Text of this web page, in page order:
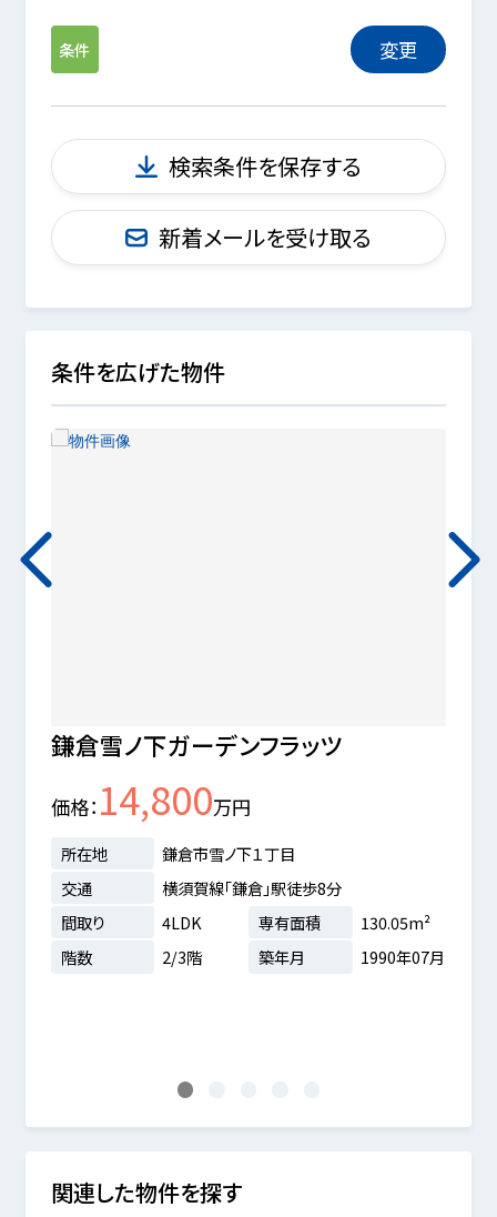
条件 変更
検索条件を保存する
新着メールを受け取る
条件を広げた物件
鎌倉雪ノ下ガーデンフラッツ
価格 14,800万円
所在地
鎌倉市雪ノ下１丁目
交通
横須賀線「鎌倉」駅徒歩8分
間取り
4LDK 専有面積
130.05m²
階数
2/3階 築年月 1990年07月
1
関連した物件を探す